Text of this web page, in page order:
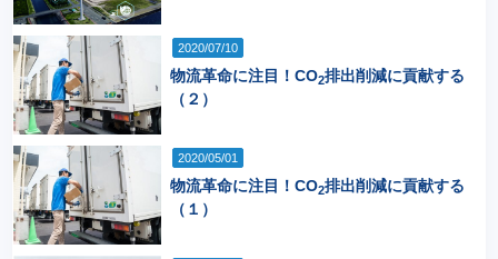
2020/07/10
物流革命に注目！CO2排出削減に貢献する
（２）
2020/05/01
物流革命に注目！CO2排出削減に貢献する
（１）